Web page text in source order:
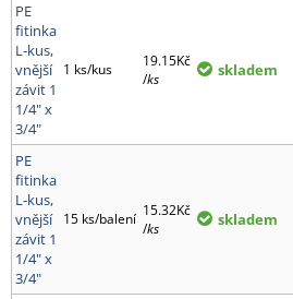
PE
fitinka
L-kus,
vnější
závit 1
1/4" x
3/4"
1 ks/kus
19.15Kč
/ks skladem
PE
fitinka
L-kus,
vnější
závit 1
1/4" x
3/4"
15 ks/balení 15.32Kč
/ks skladem